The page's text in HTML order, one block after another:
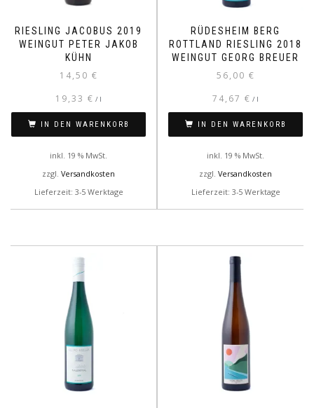
RIESLING JACOBUS 2019
WEINGUT PETER JAKOB
KÜHN
14,50 €
19,33 € / l
IN DEN WARENKORB
inkl. 19 % MwSt.
zzgl. Versandkosten
Lieferzeit: 3-5 Werktage
RÜDESHEIM BERG
ROTTLAND RIESLING 2018
WEINGUT GEORG BREUER
56,00 €
74,67 € / l
IN DEN WARENKORB
inkl. 19 % MwSt.
zzgl. Versandkosten
Lieferzeit: 3-5 Werktage